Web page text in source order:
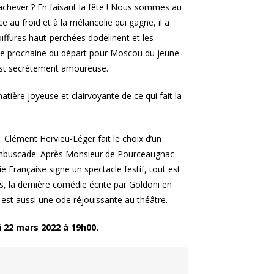
? En faisant la fête ! Nous sommes au
au froid et à la mélancolie qui gagne, il a
haut-perchées dodelinent et les
prochaine du départ pour Moscou du jeune
secrètement amoureuse.
joyeuse et clairvoyante de ce qui fait la
Hervieu-Léger fait le choix d’un
Après Monsieur de Pourceaugnac
Française signe un spectacle festif, tout est
la dernière comédie écrite par Goldoni en
aussi une ode réjouissante au théâtre.
mars 2022 à 19h00.